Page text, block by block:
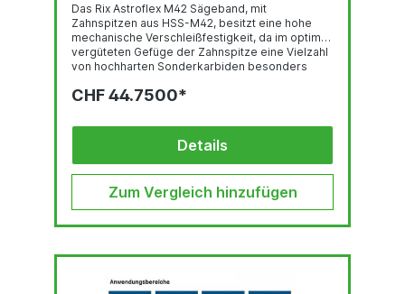
Das Rix Astroflex M42 Sägeband, mit
Zahnspitzen aus HSS-M42, besitzt eine hohe
mechanische Verschleißfestigkeit, da im optimal
vergüteten Gefüge der Zahnspitze eine Vielzahl
von hochharten Sonderkarbiden besonders
in einer temperaturbeständigen martensitischen
für eine sehr gute thermische
Verschleißfestigkeit. Das Trägerband aus
hochlegiertem, chromhaltigen Federstahl ist der
Garant für hervorragende
CHF 44.7500*
Details
Zum Vergleich hinzufügen